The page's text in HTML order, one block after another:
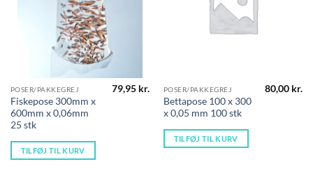
POSER/PAKKEGREJ
Fiskepose 300mm x
600mm x 0,06mm
25 stk
79,95 kr.
TILFØJ TIL KURV
POSER/PAKKEGREJ
Bettapose 100 x 300
x 0,05 mm 100 stk
80,00 kr.
TILFØJ TIL KURV